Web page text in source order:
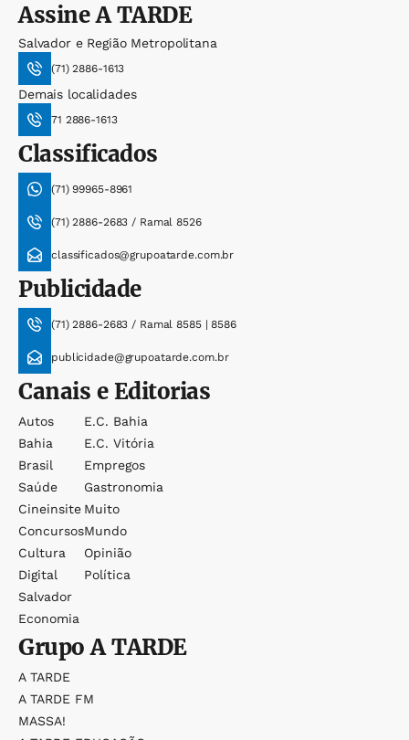
AssineA TARDE
Salvador e Região Metropolitana
(71) 2886-1613
Demais localidades
71 2886-1613
Classificados
(71) 99965-8961
(71) 2886-2683 / Ramal 8526
classificados@grupoatarde.com.br
Publicidade
(71) 2886-2683 / Ramal 8585 | 8586
publicidade@grupoatarde.com.br
Canais e Editorias
Autos
Bahia
Brasil
Saúde
Cineinsite
Concursos
Cultura
Digital
Salvador
Economia
E.c. Bahia
E.c. Vitória
Empregos
Gastronomia
Muito
Mundo
Opinião
Política
GrupoA TARDE
A TARDE
A TARDE FM
MASSA!